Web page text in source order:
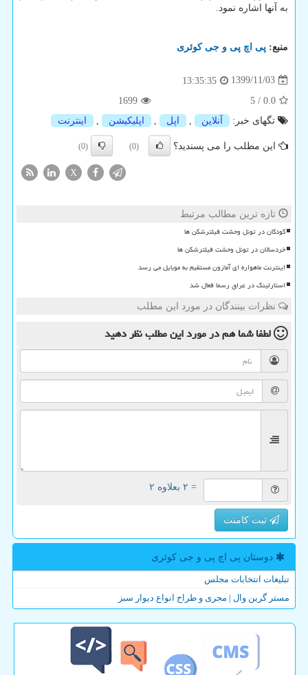
به آنها اشاره نمود.
منبع: پی اچ پی و جی كوئری
1399/11/03
13:35:35
0.0
/
5
1699
تگهای خبر:
آنلاین , اپل , اپلیكیشن , اینترنت
این مطلب را می پسندید؟ (0)
(0)
X
تازه ترین مطالب مرتبط
کودکان در تونل وحشت فیلترشکن ها
خردسالان در تونل وحشت فیلترشکن ها
اینترنت ماهواره ای آمازون مستقیم به موبایل می رسد
استارلینک در عراق رسما فعال شد
نظرات بینندگان در مورد این مطلب
لطفا شما همدر مورد این مطلبنظر دهید
= ۲ بعلاوه ۲
ثبت کامنت
دوستان پی اچ پی و جی كوئری
تبلیغات انتخابات مجلس
مستر گرین وال | مجری و طراح انواع دیوار سبز